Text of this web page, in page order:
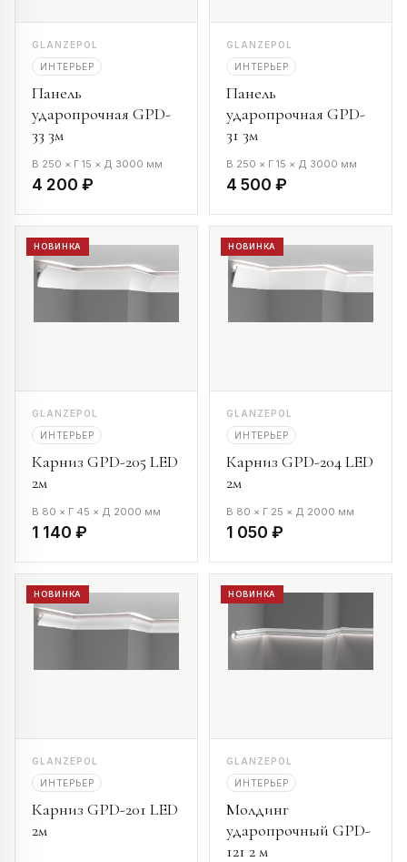
GLANZEPOL
ИНТЕРЬЕР
Панель
ударопрочная GPD-
33 3м
В 250 × Г 15 × Д 3000 мм
4 200 ₽
GLANZEPOL
ИНТЕРЬЕР
Панель
ударопрочная GPD-
31 3м
В 250 × Г 15 × Д 3000 мм
4 500 ₽
НОВИНКА
GLANZEPOL
ИНТЕРЬЕР
Карниз GPD-205 LED
2м
В 80 × Г 45 × Д 2000 мм
1 140 ₽
НОВИНКА
GLANZEPOL
ИНТЕРЬЕР
Карниз GPD-204 LED
2м
В 80 × Г 25 × Д 2000 мм
1 050 ₽
НОВИНКА
GLANZEPOL
ИНТЕРЬЕР
Карниз GPD-201 LED
2м
НОВИНКА
GLANZEPOL
ИНТЕРЬЕР
Молдинг
ударопрочный GPD-
121 2 м